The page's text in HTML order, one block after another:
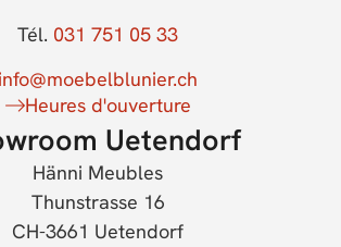
Tél. 031 751 05 33
info@moebelblunier.ch
Heures d'ouverture
Uetendorf
Hänni Meubles
Thunstrasse 16
CH-3661 Uetendorf